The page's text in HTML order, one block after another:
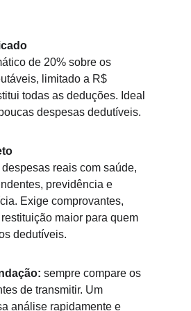
de 20% sobre os
limitado a R$
todas as deduções. Ideal
despesas dedutíveis.
reais com saúde,
previdência e
Exige comprovantes,
maior para quem
dedutíveis.
sempre compare os
de transmitir. Um
análise rapidamente e